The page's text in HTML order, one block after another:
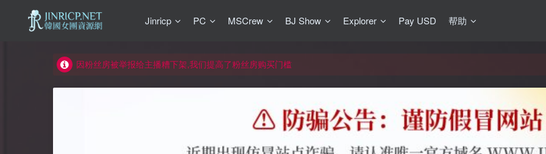
Jinricp PC MSCrew BJ Show Explorer Pay USD 帮助
如何获得 Jinricp.net 网站邀请码
因粉丝房被举报给主播糟下架,我们提高了粉丝房购买门槛
所有ED2K链接仅支持115网盘/PikPak网盘，其它网盘均不支持
正版声明: 警惕盗版网站冒充 Jinricp.net [20260605更新]